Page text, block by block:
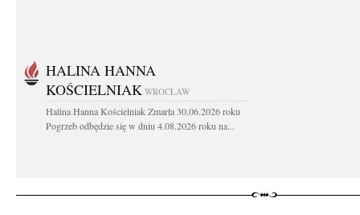
HALINA HANNA
KOŚCIELNIAK WROCŁAW
Halina Hanna Kościelniak Zmarła 30.06.2026 roku
Pogrzeb odbędzie się w dniu 4.08.2026 roku na...